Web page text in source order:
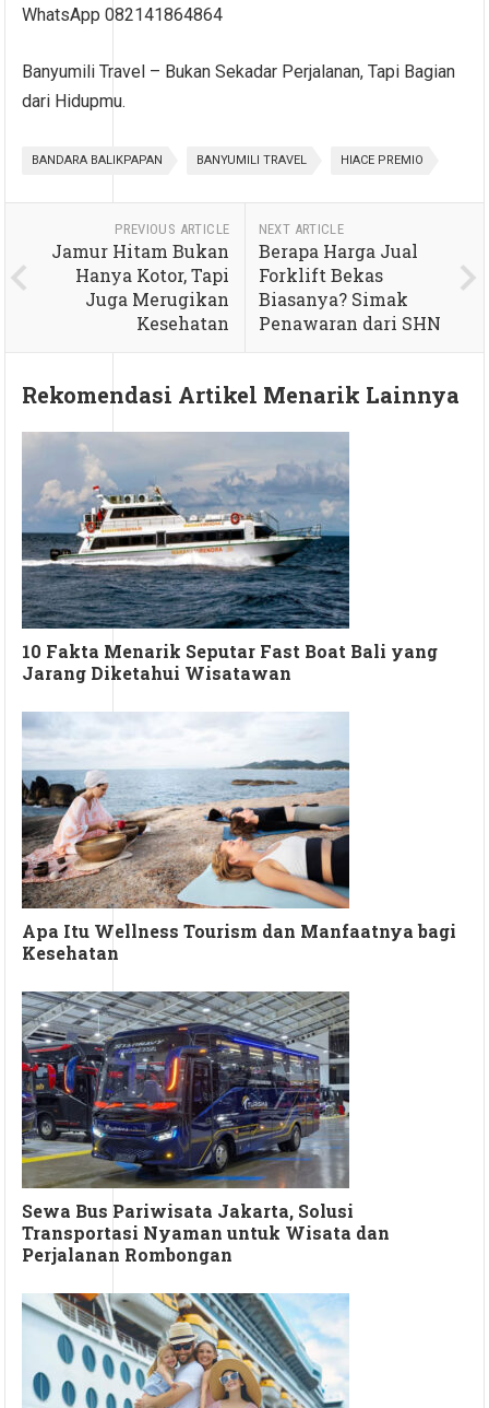
WhatsApp 082141864864
Banyumili Travel – Bukan Sekadar Perjalanan, Tapi Bagian
dari Hidupmu.
BANDARA BALIKPAPAN BANYUMILI TRAVEL HIACE PREMIO
PREVIOUS ARTICLE
Jamur Hitam Bukan
Hanya Kotor, Tapi
Juga Merugikan
Kesehatan
NEXT ARTICLE
Berapa Harga Jual
Forklift Bekas
Biasanya? Simak
Penawaran dari SHN
Rekomendasi Artikel Menarik Lainnya
10 Fakta Menarik Seputar Fast Boat Bali yang
Jarang Diketahui Wisatawan
Apa Itu Wellness Tourism dan Manfaatnya bagi
Kesehatan
Sewa Bus Pariwisata Jakarta, Solusi
Transportasi Nyaman untuk Wisata dan
Perjalanan Rombongan